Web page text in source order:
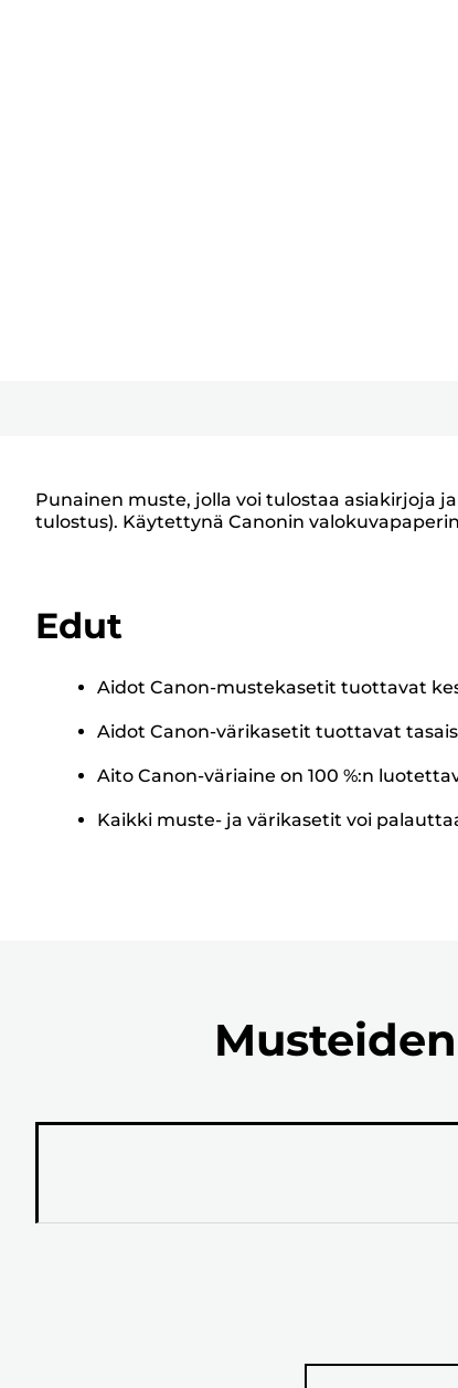
Punainen muste, jolla voi tulostaa asiakirjoja
tulostus). Käytettynä Canonin
Edut
Aidot Canon-mustekasetit tuottavat
Aidot Canon-värikasetit tuottavat
Aito Canon-väriaine on 100 %:n
Kaikki muste- ja värikasetit voi